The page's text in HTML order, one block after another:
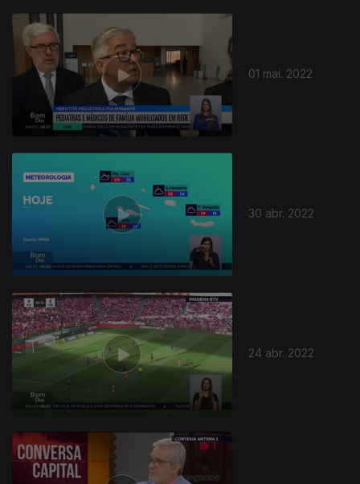
01 mai. 2022
30 abr. 2022
24 abr. 2022
611397